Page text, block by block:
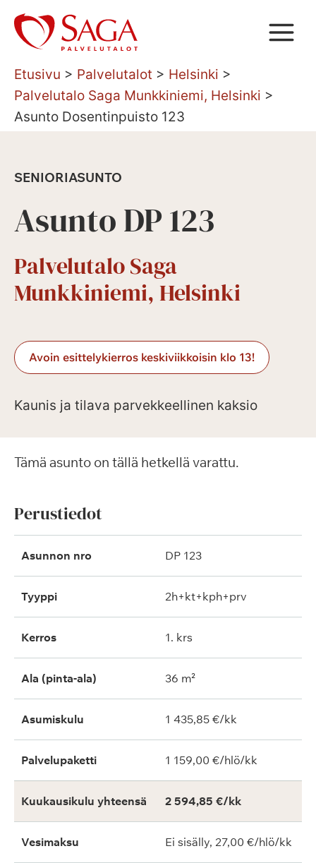
Siirry
sisältöön
Etusivu > Palvelutalot > Helsinki >
Palvelutalo Saga Munkkiniemi, Helsinki >
Asunto Dosentinpuisto 123
SENIORIASUNTO
Asunto DP 123
Palvelutalo Saga
Munkkiniemi, Helsinki
Avoin esittelykierros keskiviikkoisin klo 13!
Kaunis ja tilava parvekkeellinen kaksio
Tämä asunto on tällä hetkellä varattu.
Perustiedot
Asunnon nro DP 123
Tyyppi 2h+kt+kph+prv
Kerros 1. krs
Ala (pinta-ala) 36 m²
Asumiskulu 1 435,85 €/kk
Palvelupaketti 1 159,00 €/hlö/kk
Kuukausikulu yhteensä 2 594,85 €/kk
Vesimaksu Ei sisälly, 27,00 €/hlö/kk